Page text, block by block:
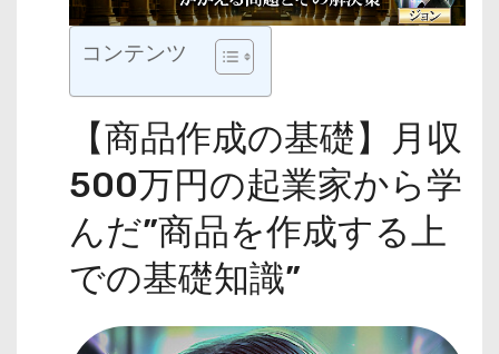
コンテンツ
【商品作成の基礎】月収
500万円の起業家から学
んだ”商品を作成する上
での基礎知識”